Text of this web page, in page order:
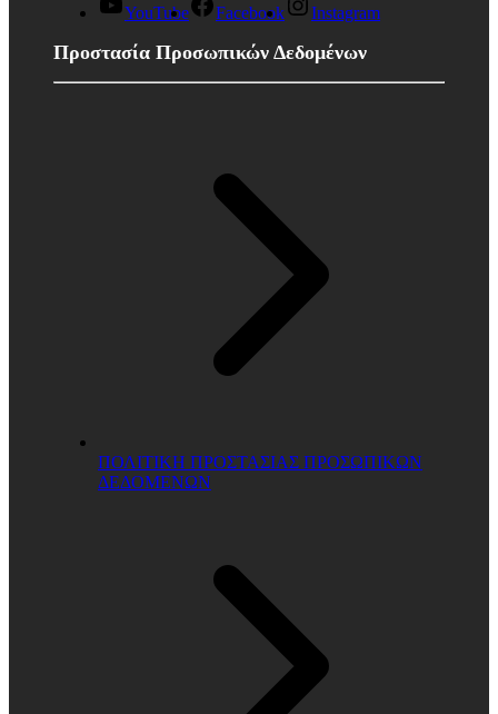
YouTube Facebook Instagram
Προστασία Προσωπικών Δεδομένων
ΠΟΛΙΤΙΚΗ ΠΡΟΣΤΑΣΙΑΣ ΠΡΟΣΩΠΙΚΩΝ
ΔΕΔΟΜΕΝΩΝ